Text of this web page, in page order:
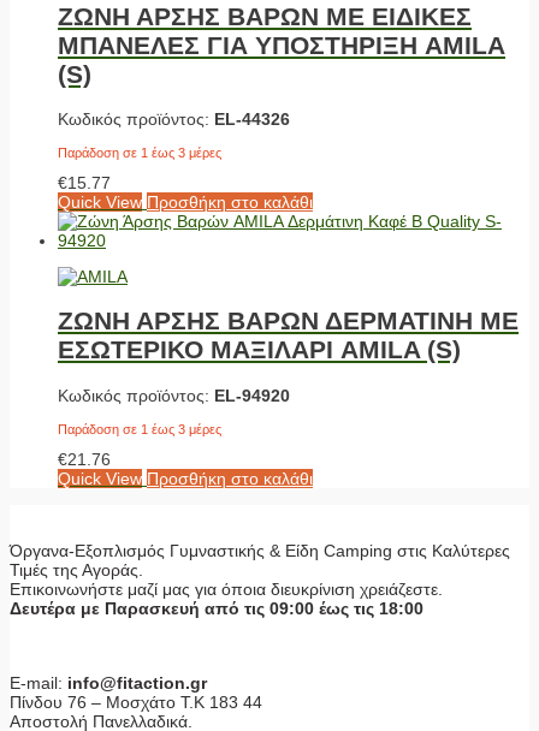
ΖΩΝΗ ΑΡΣΗΣ ΒΑΡΩΝ ΜΕ ΕΙΔΙΚΕΣ
ΜΠΑΝΕΛΕΣ ΓΙΑ ΥΠΟΣΤΗΡΙΞΗ AMILA
(S)
Κωδικός προϊόντος: EL-44326
Παράδοση σε 1 έως 3 μέρες
€15.77
Quick View Προσθήκη στο καλάθι
ΖΩΝΗ ΑΡΣΗΣ ΒΑΡΩΝ ΔΕΡΜΑΤΙΝΗ ΜΕ
ΕΣΩΤΕΡΙΚΟ ΜΑΞΙΛΑΡΙ AMILA (S)
Κωδικός προϊόντος: EL-94920
Παράδοση σε 1 έως 3 μέρες
€21.76
Quick View Προσθήκη στο καλάθι
Όργανα-Εξοπλισμός Γυμναστικής & Είδη Camping στις Καλύτερες
Τιμές της Αγοράς.
Επικοινωνήστε μαζί μας για όποια διευκρίνιση χρειάζεστε.
Δευτέρα με Παρασκευή από τις 09:00 έως τις 18:00
E-mail: info@fitaction.gr
Πίνδου 76 – Μοσχάτο Τ.Κ 183 44
Αποστολή Πανελλαδικά.